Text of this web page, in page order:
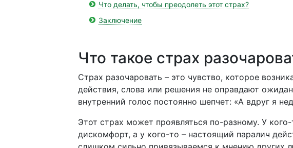
Что делать, чтобы преодолеть этот страх?
Заключение
Что такое страх
Страх разочаровать – это чувство, которое
действия, слова или решения не оправдают
внутренний голос постоянно шепчет: «А вдруг я
Этот страх может проявляться по-разному. У
дискомфорт, а у кого-то – настоящий паралич